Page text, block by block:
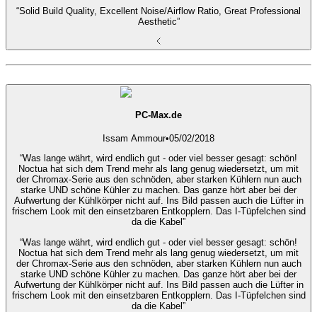
“Solid Build Quality, Excellent Noise/Airflow Ratio, Great Professional
Aesthetic”
PC-Max.de
Issam Ammour•05/02/2018
“Was lange währt, wird endlich gut - oder viel besser gesagt: schön!
Noctua hat sich dem Trend mehr als lang genug wiedersetzt, um mit
der Chromax-Serie aus den schnöden, aber starken Kühlern nun auch
starke UND schöne Kühler zu machen. Das ganze hört aber bei der
Aufwertung der Kühlkörper nicht auf. Ins Bild passen auch die Lüfter in
frischem Look mit den einsetzbaren Entkopplern. Das I-Tüpfelchen sind
da die Kabel”
“Was lange währt, wird endlich gut - oder viel besser gesagt: schön!
Noctua hat sich dem Trend mehr als lang genug wiedersetzt, um mit
der Chromax-Serie aus den schnöden, aber starken Kühlern nun auch
starke UND schöne Kühler zu machen. Das ganze hört aber bei der
Aufwertung der Kühlkörper nicht auf. Ins Bild passen auch die Lüfter in
frischem Look mit den einsetzbaren Entkopplern. Das I-Tüpfelchen sind
da die Kabel”